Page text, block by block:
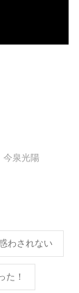
今泉光陽
わされない
た！